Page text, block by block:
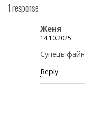
1 response
Женя
14.10.2025
Супець
Reply